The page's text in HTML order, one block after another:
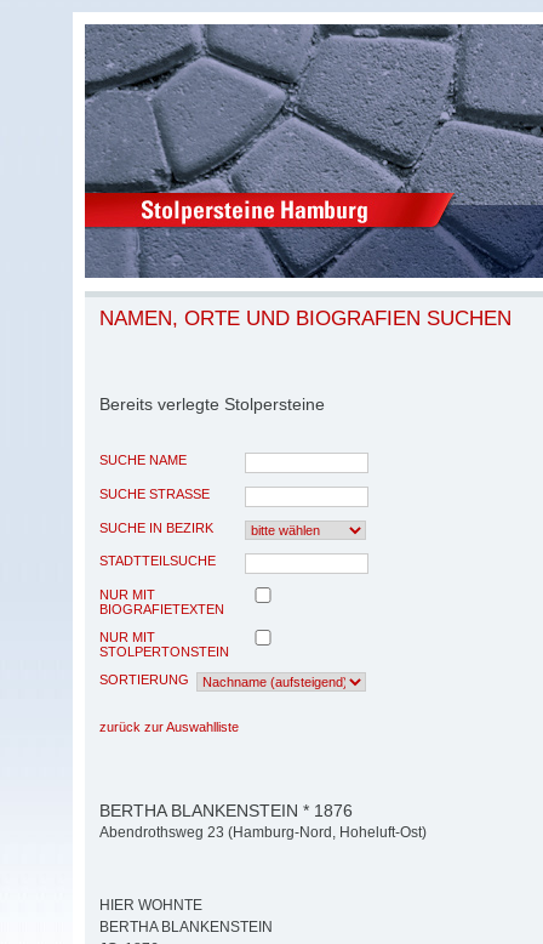
NAMEN, ORTE UND BIOGRAFIEN SUCHEN
Bereits verlegte Stolpersteine
SUCHE NAME
SUCHE STRASSE
SUCHE IN BEZIRK
STADTTEILSUCHE
NUR MIT
BIOGRAFIETEXTEN
NUR MIT
STOLPERTONSTEIN
SORTIERUNG
zurück zur Auswahlliste
BERTHA BLANKENSTEIN * 1876
Abendrothsweg 23 (Hamburg-Nord, Hoheluft-Ost)
HIER WOHNTE
BERTHA BLANKENSTEIN